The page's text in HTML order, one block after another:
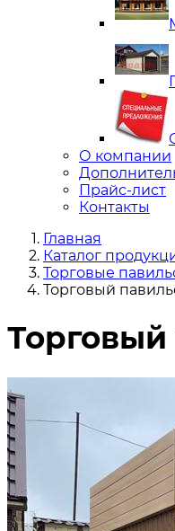
О компании
Прайс-лист
Контакты
Главная
Каталог
Торговые
Торговый